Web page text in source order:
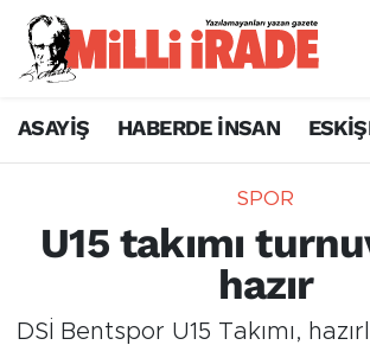
ASAYİŞ HABERDE İNSAN
SPOR
U15 takımı
hazır
DSİ Bentspor U15 Takımı,